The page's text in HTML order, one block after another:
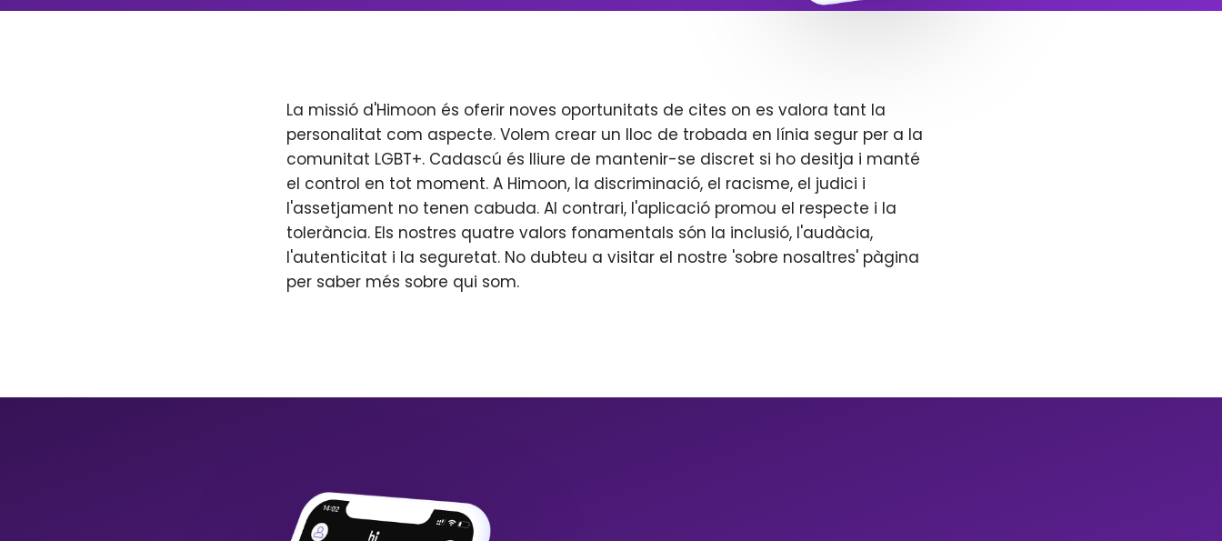
La missió d'Himoon és oferir noves oportunitats de cites on es valora tant la
personalitat com aspecte. Volem crear un lloc de trobada en línia segur per a la
comunitat LGBT+. Cadascú és lliure de mantenir-se discret si ho desitja i manté
el control en tot moment. A Himoon, la discriminació, el racisme, el judici i
l'assetjament no tenen cabuda. Al contrari, l'aplicació promou el respecte i la
tolerància. Els nostres quatre valors fonamentals són la inclusió, l'audàcia,
l'autenticitat i la seguretat. No dubteu a visitar el nostre 'sobre nosaltres' pàgina
per saber més sobre qui som.